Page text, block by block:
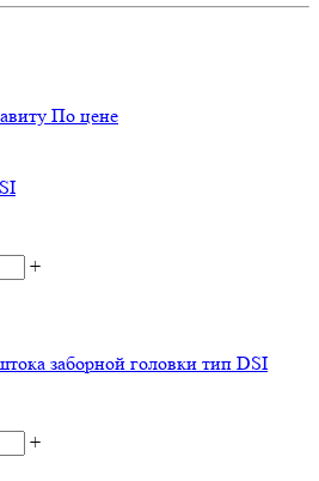
По цене
+
заборной головки тип DSI
+